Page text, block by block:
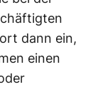
dann ein,
einen